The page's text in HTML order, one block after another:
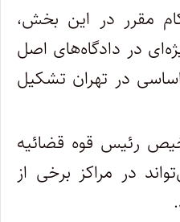
مقرر در این بخش،
در دادگاه‌های اصل
قانون اساسی در تهران تشکیل
رئیس قوه قضائیه
در مراکز برخی از